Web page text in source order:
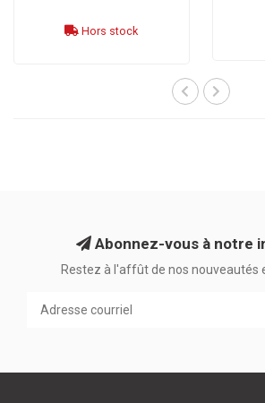
Hors stock
Abonnez-vous à notre
Restez à l'affût de nos nouveautés